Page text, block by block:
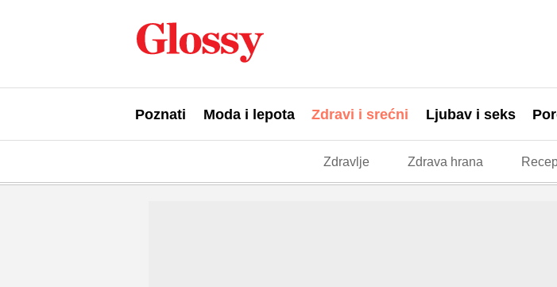
Poznati Moda i lepota Zdravi i srećni Ljubav i seks
Zdravlje Zdrava hrana